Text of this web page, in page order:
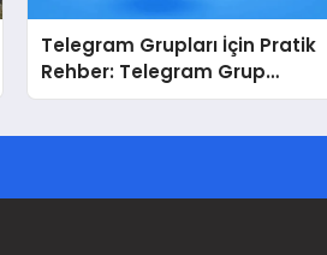
Telegram Grupları İçin Pratik
Rehber: Telegram Grup
Dizinleri Kullanıcılara Ne